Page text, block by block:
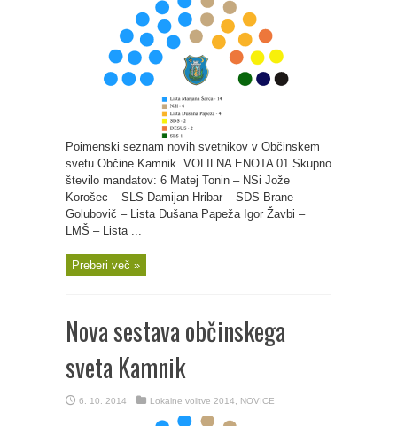
Poimenski seznam novih svetnikov v Občinskem
svetu Občine Kamnik. VOLILNA ENOTA 01 Skupno
število mandatov: 6 Matej Tonin – NSi Jože
Korošec – SLS Damijan Hribar – SDS Brane
Golubovič – Lista Dušana Papeža Igor Žavbi –
LMŠ – Lista ...
Preberi več »
Nova sestava občinskega
sveta Kamnik
6. 10. 2014 Lokalne volitve 2014 NOVICE